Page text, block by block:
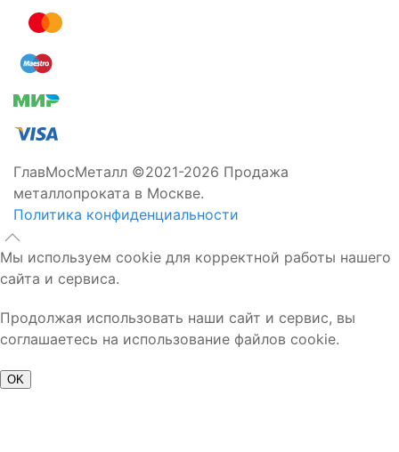
ГлавМосМеталл ©2021-2026 Продажа
металлопроката в Москве.
Политика конфиденциальности
Мы используем cookie для корректной работы нашего
сайта и сервиса.
Продолжая использовать наши сайт и сервис, вы
соглашаетесь на использование файлов cookie.
OK